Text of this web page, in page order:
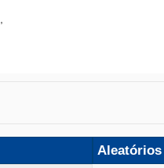
Aleatórios